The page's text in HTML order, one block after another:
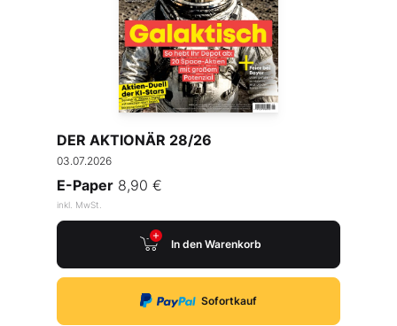
DER AKTIONÄR 28/26
03.07.2026
E-Paper 8,90 €
inkl. MwSt.
In den Warenkorb
Sofortkauf